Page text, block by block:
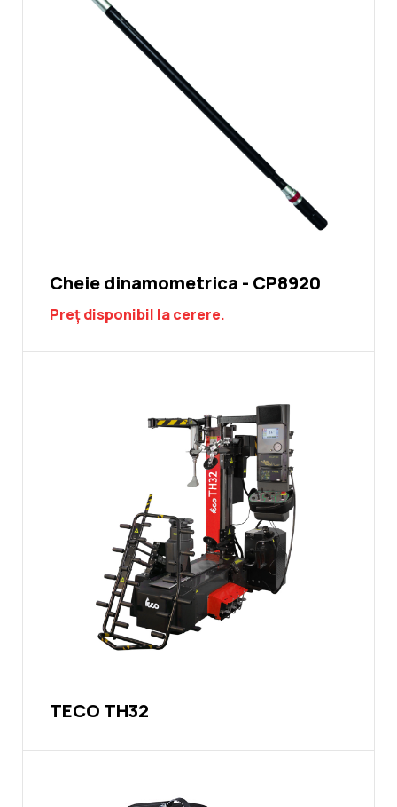
Cheie dinamometrica - CP8920
Preț disponibil la cerere.
TECO TH32